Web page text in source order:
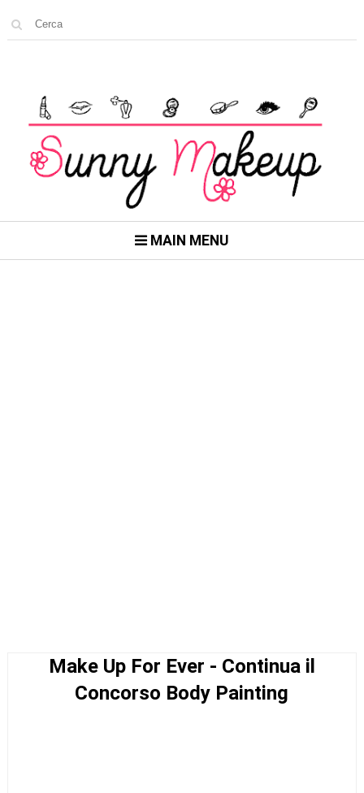
MAIN MENU
Make Up For Ever - Continua il
Concorso Body Painting